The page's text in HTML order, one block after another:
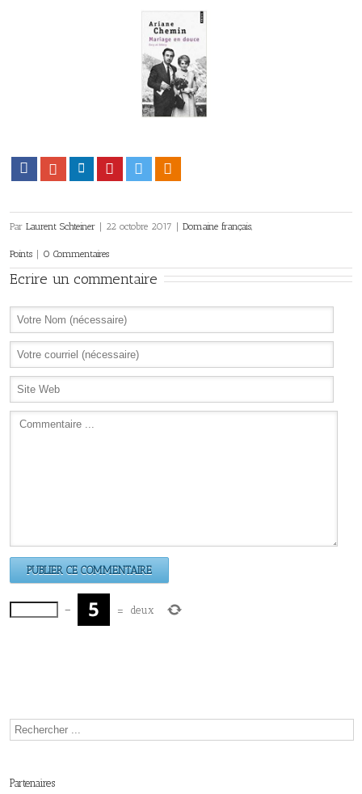
Facebook Google+
Par Laurent Schteiner 22 octobre 2017 Domaine français,
Points 0 Commentaires
Ecrire un commentaire
− = deux
Partenaires